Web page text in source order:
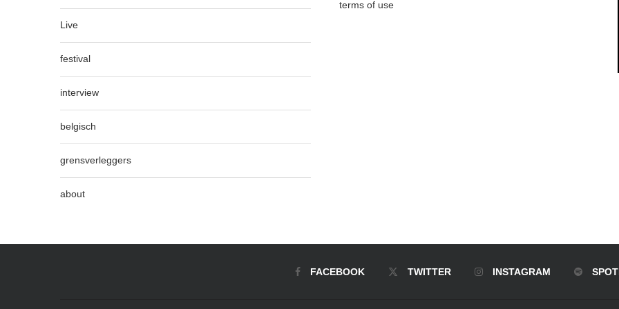
Live
festival
interview
belgisch
grensverleggers
about
terms of use
FACEBOOK TWITTER INSTAGRAM